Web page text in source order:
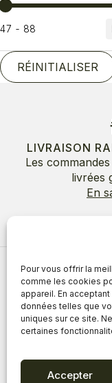
Pour vous offrir la
comme les cookies
appareil. En
données telles que
uniques sur ce site.
certaines
Accepter
Prix
47 - 88
RÉINITIALISER
LIVRAISON
Les
livrées
En